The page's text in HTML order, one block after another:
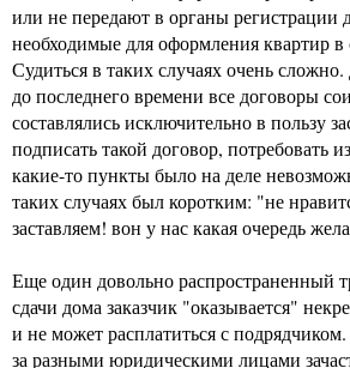
или не передают в органы регистрации
необходимые для оформления квартир в
Судиться в таких случаях очень
до последнего времени все договоры
составлялись исключительно в пользу
подписать такой договор, потребовать
какие-то пункты было на деле
таких случаях был коротким: "не
заставляем! вон у нас какая очередь
Еще один довольно распространенный
сдачи дома заказчик "оказывается"
и не может расплатиться с
за разными юридическими лицами